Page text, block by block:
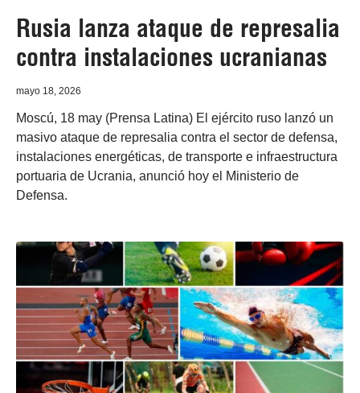
Rusia lanza ataque de represalia
contra instalaciones ucranianas
mayo 18, 2026
Moscú, 18 may (Prensa Latina) El ejército ruso lanzó un
masivo ataque de represalia contra el sector de defensa,
instalaciones energéticas, de transporte e infraestructura
portuaria de Ucrania, anunció hoy el Ministerio de
Defensa.